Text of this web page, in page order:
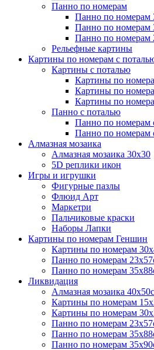
Панно по номерам
Панно по номерам
Панно по номерам
Панно по номерам
Рельефные картины
Картины по номерам с
Картины с поталью
Картины по
Картины по
Картины по
Панно с поталью
Панно по номерам
Панно по номерам
Алмазная мозаика
Алмазная мозаика 30х30
5D реплики икон
Игры и игрушки
Фигурные пазлы
Флюид Арт
Маркетри
Пальчиковые краски
Наборы Лапки
Картины по номерам Геншин
Картины по номерам
Панно по номерам
Панно по номерам
Ликвидация
Алмазная мозаика
Картины по номерам
Картины по номерам
Панно по номерам
Панно по номерам
Панно по номерам